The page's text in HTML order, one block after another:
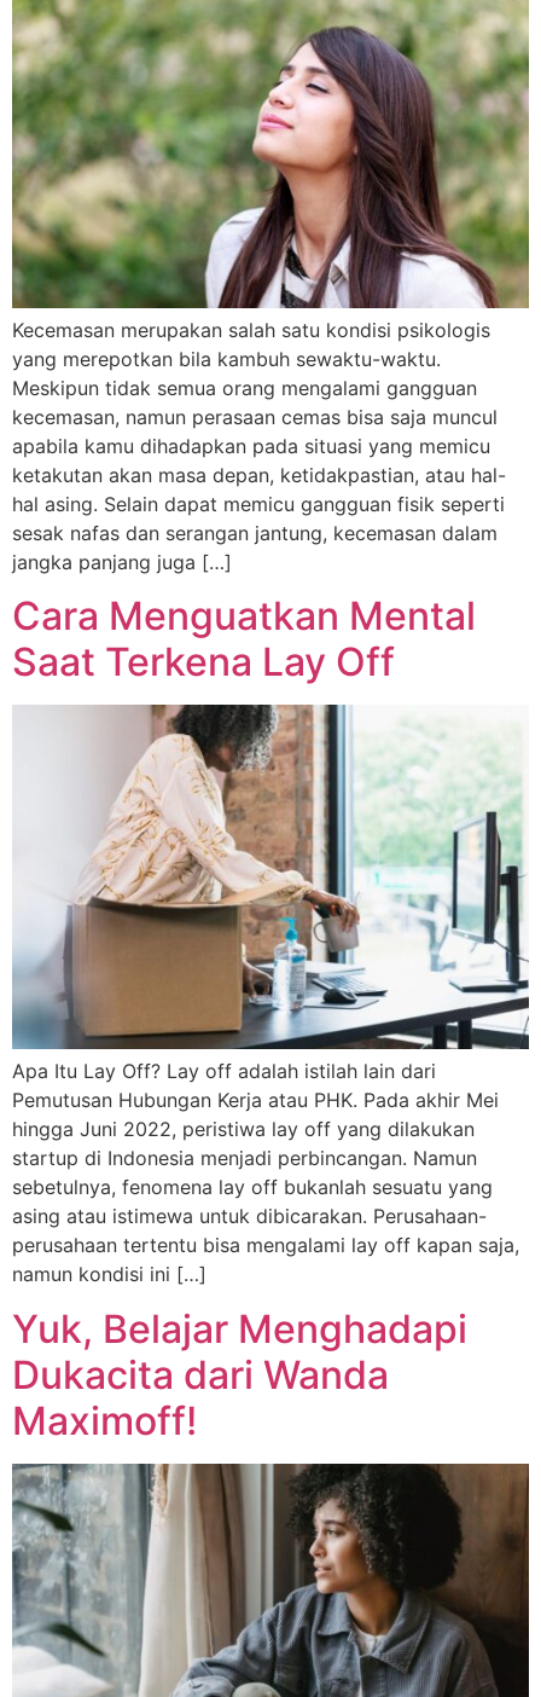
Kecemasan merupakan salah satu kondisi psikologis
yang merepotkan bila kambuh sewaktu-waktu.
Meskipun tidak semua orang mengalami gangguan
kecemasan, namun perasaan cemas bisa saja muncul
apabila kamu dihadapkan pada situasi yang memicu
ketakutan akan masa depan, ketidakpastian, atau hal-
hal asing. Selain dapat memicu gangguan fisik seperti
sesak nafas dan serangan jantung, kecemasan dalam
jangka panjang juga […]
Cara Menguatkan Mental
Saat Terkena Lay Off
Apa Itu Lay Off? Lay off adalah istilah lain dari
Pemutusan Hubungan Kerja atau PHK. Pada akhir Mei
hingga Juni 2022, peristiwa lay off yang dilakukan
startup di Indonesia menjadi perbincangan. Namun
sebetulnya, fenomena lay off bukanlah sesuatu yang
asing atau istimewa untuk dibicarakan. Perusahaan-
perusahaan tertentu bisa mengalami lay off kapan saja,
namun kondisi ini […]
Yuk, Belajar Menghadapi
Dukacita dari Wanda
Maximoff!